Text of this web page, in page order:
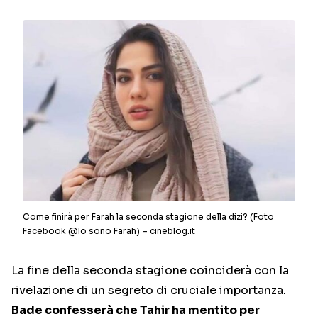
Come finirà per Farah la seconda stagione della dizi? (Foto
Facebook @Io sono Farah) – cineblog.it
La fine della seconda stagione coinciderà con la
rivelazione di un segreto di cruciale importanza.
Bade confesserà che Tahir ha mentito per